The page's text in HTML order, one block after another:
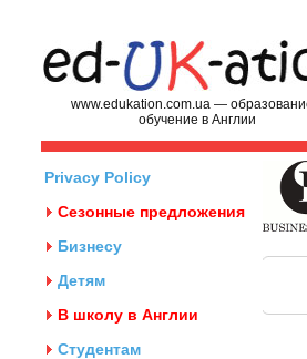
www.edukation.com.ua —
обучение в Англии
Privacy Policy
Сезонные предложения
Бизнесу
Детям
В школу в Англии
Студентам